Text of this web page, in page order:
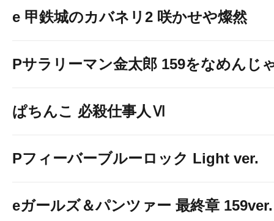
e 甲鉄城のカバネリ2 咲かせや燦然
Pサラリーマン金太郎 159をなめんじ
ぱちんこ 必殺仕事人Ⅵ
Pフィーバーブルーロック Light ver.
eガールズ＆パンツァー 最終章 159ver.